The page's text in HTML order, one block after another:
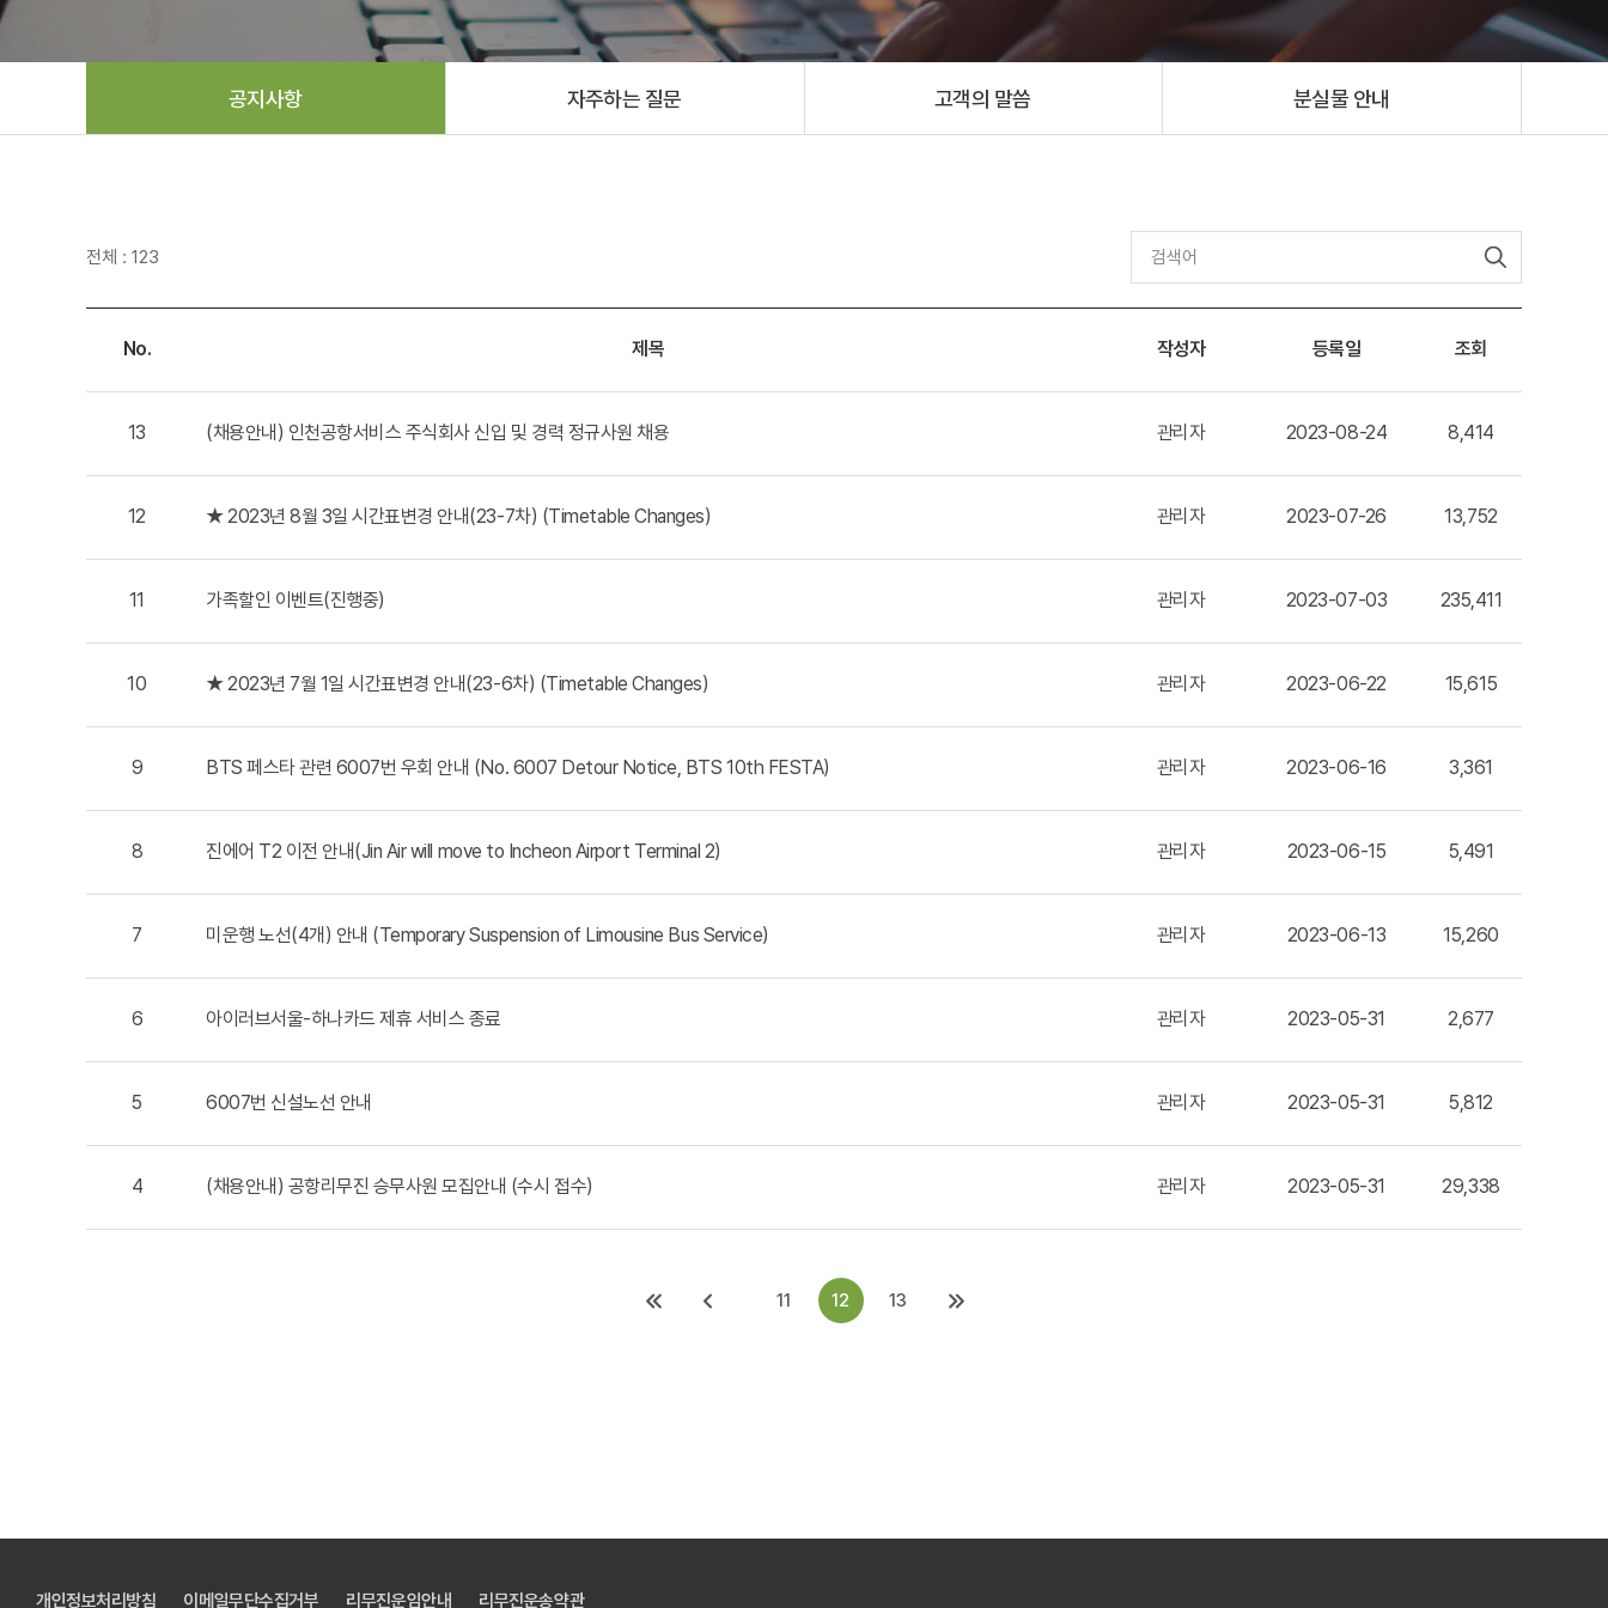
공지사항 자주하는 질문 고객의 말씀 분실물 안내
전체 : 123
No. 제목 작성자 등록일 조회
13 (채용안내) 인천공항서비스 주식회사 신입 및 경력 정규사원 채용 관리자 2023-08-24 8,414
12 ★ 2023년 8월 3일 시간표변경 안내(23-7차) (Timetable Changes) 관리자 2023-07-26 13,752
11 가족할인 이벤트(진행중) 관리자 2023-07-03 235,411
10 ★ 2023년 7월 1일 시간표변경 안내(23-6차) (Timetable Changes) 관리자 2023-06-22 15,615
9 BTS 페스타 관련 6007번 우회 안내 (No. 6007 Detour Notice, BTS 10th FESTA) 관리자 2023-06-16 3,361
8 진에어 T2 이전 안내(Jin Air will move to Incheon Airport Terminal 2) 관리자 2023-06-15 5,491
7 미운행 노선(4개) 안내 (Temporary Suspension of Limousine Bus Service) 관리자 2023-06-13 15,260
6 아이러브서울-하나카드 제휴 서비스 종료 관리자 2023-05-31 2,677
5 6007번 신설노선 안내 관리자 2023-05-31 5,812
4 (채용안내) 공항리무진 승무사원 모집안내 (수시 접수) 관리자 2023-05-31 29,338
11 12 13
개인정보처리방침 이메일무단수집거부 리무진운임안내 리무진운송약관